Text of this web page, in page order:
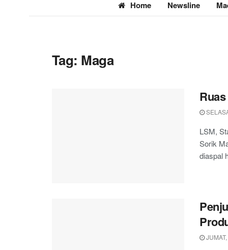
Home Newsline
Tag: Maga
LSM,
Sorik
diaspal